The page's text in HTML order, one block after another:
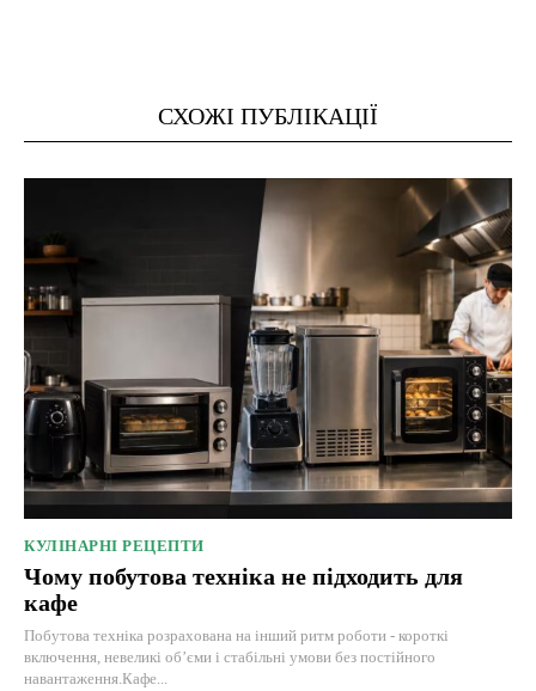
СХОЖІ ПУБЛІКАЦІЇ
КУЛІНАРНІ РЕЦЕПТИ
Чому побутова техніка не підходить для
кафе
Побутова техніка розрахована на інший ритм роботи - короткі
включення, невеликі об’єми і стабільні умови без постійного
навантаження.Кафе...